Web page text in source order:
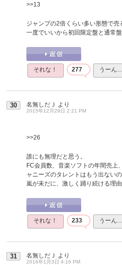
>>13
ジャンプの2倍くらい多い形態で
一度でいいから初回限定盤と通常
それな！ 277 うーん…
30 名無しだＪ より
2015年12月29日 2:21 PM
>>26
誰にも無理だと思う。
FC会員数、音楽ソフトの年間売上
ャニーズのタレントはもう出ない
嵐が未だに、激しく踊り続ける理由
それな！ 233 うーん…
31 名無しだＪ より
2016年1月3日 4:16 PM